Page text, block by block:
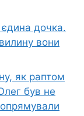
дочка.
вони
як раптом
був не